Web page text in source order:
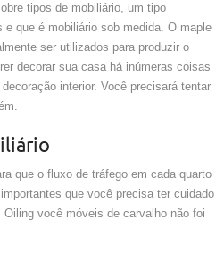
tipos de mobiliário, um tipo
e que é mobiliário sob medida. O maple
ser utilizados para produzir o
decorar sua casa há inúmeras coisas
interior. Você precisará tentar
que o fluxo de tráfego em cada quarto
que você precisa ter cuidado
você móveis de carvalho não foi